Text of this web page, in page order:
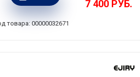
Италия, 163602016 7 400 РУБ.
товара: 00000032671